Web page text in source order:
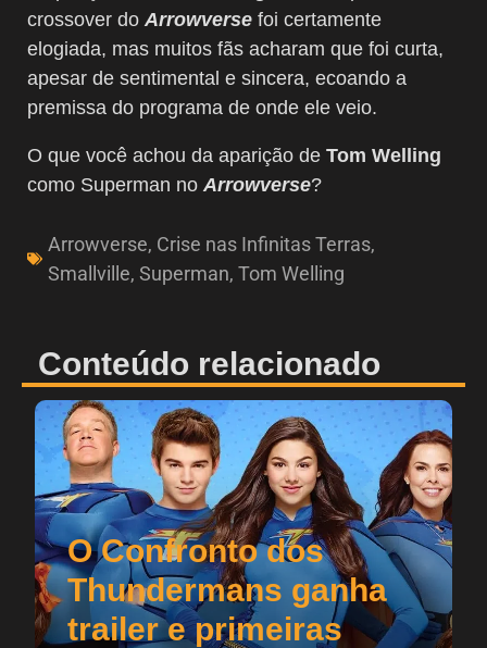
crossover do Arrowverse foi certamente
elogiada, mas muitos fãs acharam que foi curta,
apesar de sentimental e sincera, ecoando a
premissa do programa de onde ele veio.
O que você achou da aparição de Tom Welling
como Superman no Arrowverse?
Arrowverse, Crise nas Infinitas Terras,
Smallville, Superman, Tom Welling
Conteúdo relacionado
O Confronto dos
Thundermans ganha
trailer e primeiras